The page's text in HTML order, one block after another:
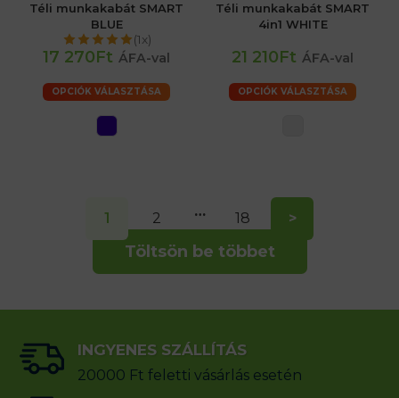
Téli munkakabát SMART
BLUE
(1x)
17 270Ft ÁFA-val
OPCIÓK VÁLASZTÁSA
Téli munkakabát SMART
4in1 WHITE
21 210Ft ÁFA-val
OPCIÓK VÁLASZTÁSA
Töltsön be többet
1 2 … 18 >
INGYENES SZÁLLÍTÁS
20000 Ft feletti vásárlás esetén